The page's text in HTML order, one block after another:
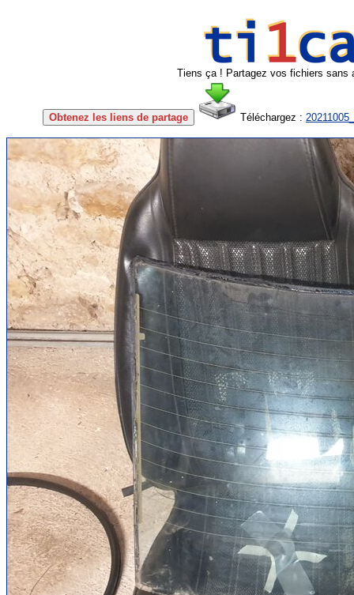
Tiens ça ! Partagez vos fichiers sans
Obtenez les liens de partage Téléchargez :